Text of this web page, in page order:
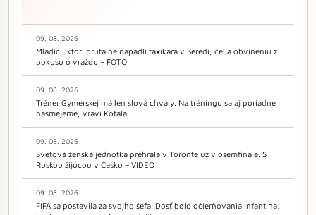
09. 08. 2026
Mladíci, ktorí brutálne napadli taxikára v Seredi, čelia obvineniu z
pokusu o vraždu – FOTO
09. 08. 2026
Tréner Gymerskej má len slová chvály. Na tréningu sa aj poriadne
nasmejeme, vraví Kotala
09. 08. 2026
Svetová ženská jednotka prehrala v Toronte už v osemfinále. S
Ruskou žijúcou v Česku – VIDEO
09. 08. 2026
FIFA sa postavila za svojho šéfa. Dosť bolo očierňovania Infantina,